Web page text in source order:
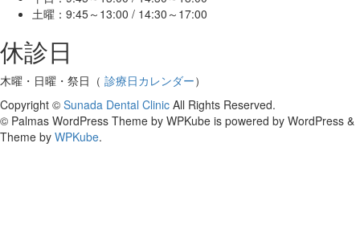
土曜：9:45～13:00 / 14:30～17:00
休診日
木曜・日曜・祭日（ 診療日カレンダー）
Copyright © Sunada Dental Clinic All Rights Reserved.
© Palmas WordPress Theme by WPKube is powered by WordPress &
Theme by WPKube.